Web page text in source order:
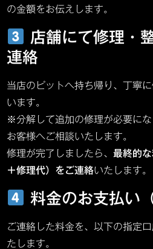
の金額をお伝えします。
店舗にて修理・
連絡
当店のピットへ持ち帰り、丁寧
います。
※分解して追加の修理が必要に
お客様へご相談いたします。
修理が完了しましたら、最終的
＋修理代）をご連絡いたします。
料金のお支払い
ご連絡した料金を、以下の指定
たします。